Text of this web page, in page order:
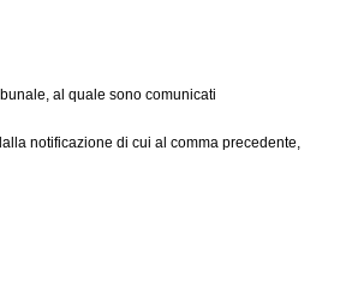
al quale sono comunicati
notificazione di cui al comma precedente,